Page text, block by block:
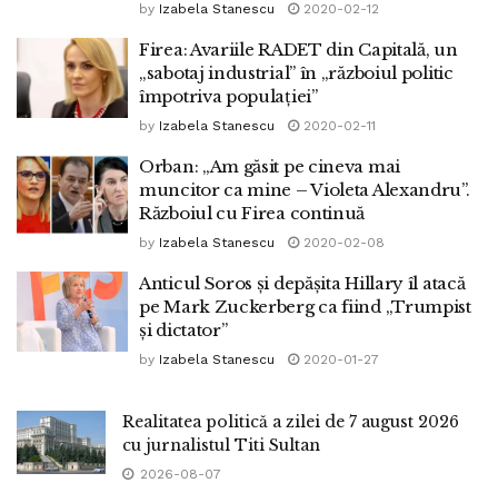
by Izabela Stanescu 2020-02-12
Firea: Avariile RADET din Capitală, un
„sabotaj industrial” în „războiul politic
împotriva populației”
by Izabela Stanescu 2020-02-11
Orban: „Am găsit pe cineva mai
muncitor ca mine – Violeta Alexandru”.
Războiul cu Firea continuă
by Izabela Stanescu 2020-02-08
Anticul Soros și depășita Hillary îl atacă
pe Mark Zuckerberg ca fiind „Trumpist
și dictator”
by Izabela Stanescu 2020-01-27
Realitatea politică a zilei de 7 august 2026
cu jurnalistul Titi Sultan
2026-08-07